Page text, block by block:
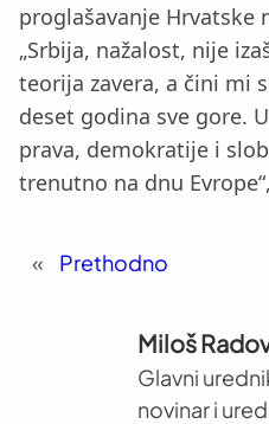
proglašavanje Hrvatske
„Srbija, nažalost, nije
teorija zavera, a čini mi
deset godina sve gore.
prava, demokratije i
trenutno na dnu
« Prethodno
Miloš
Glavni
novinar i